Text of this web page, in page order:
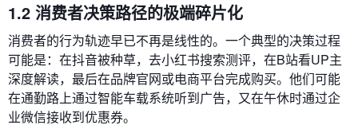
1.2 消费者决策路径的极端碎片化
消费者的行为轨迹早已不再是线性的。一个典型的决策过程
可能是：在抖音被种草，去小红书搜索测评，在B站看UP主
深度解读，最后在品牌官网或电商平台完成购买。他们可能
在通勤路上通过智能车载系统听到广告，又在午休时通过企
业微信接收到优惠券。